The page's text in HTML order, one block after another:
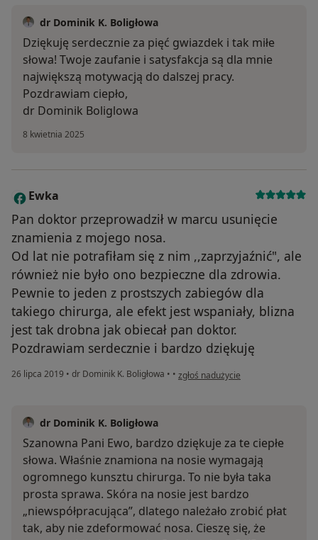
dr Dominik K. Boligłowa
Dziękuję serdecznie za pięć gwiazdek i tak miłe
słowa! Twoje zaufanie i satysfakcja są dla mnie
największą motywacją do dalszej pracy.
Pozdrawiam ciepło,
dr Dominik Boliglowa
8 kwietnia 2025
E Ewka
Pan doktor przeprowadził w marcu usunięcie
znamienia z mojego nosa.
Od lat nie potrafiłam się z nim ,,zaprzyjaźnić", ale
również nie było ono bezpieczne dla zdrowia.
Pewnie to jeden z prostszych zabiegów dla
takiego chirurga, ale efekt jest wspaniały, blizna
jest tak drobna jak obiecał pan doktor.
Pozdrawiam serdecznie i bardzo dziękuję
26 lipca 2019 • dr Dominik K. Boligłowa • • w opinii użytkownika Ewka
zgłoś nadużycie
dr Dominik K. Boligłowa
Szanowna Pani Ewo, bardzo dziękuje za te ciepłe
słowa. Właśnie znamiona na nosie wymagają
ogromnego kunsztu chirurga. To nie była taka
prosta sprawa. Skóra na nosie jest bardzo
„niewspółpracująca”, dlatego należało zrobić płat
tak, aby nie zdeformować nosa. Cieszę się, że